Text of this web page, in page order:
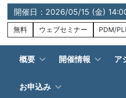
開催日：2026/05/15 (金)
無料 ウェブセミナー PDM/
概要 開催情報 ア
お申込み